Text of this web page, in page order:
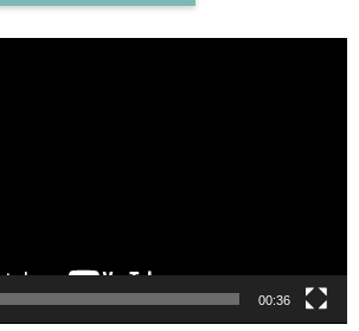
00:36